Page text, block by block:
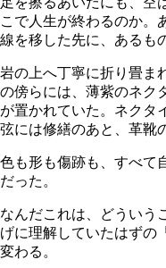
こで人生が終わるのか。
線を移した先に、あるも
岩の上へ丁寧に折り畳ま
の傍らには、薄紫のネク
が置かれていた。ネクタ
弦には修繕のあと、革靴
色も形も傷跡も、すべて
だった。
なんだこれは、どういう
げに理解していたはずの
変わる。